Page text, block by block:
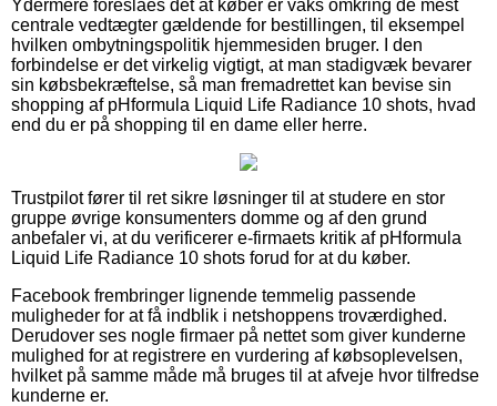
Ydermere foreslåes det at køber er vaks omkring de mest
centrale vedtægter gældende for bestillingen, til eksempel
hvilken ombytningspolitik hjemmesiden bruger. I den
forbindelse er det virkelig vigtigt, at man stadigvæk bevarer
sin købsbekræftelse, så man fremadrettet kan bevise sin
shopping af pHformula Liquid Life Radiance 10 shots, hvad
end du er på shopping til en dame eller herre.
Trustpilot fører til ret sikre løsninger til at studere en stor
gruppe øvrige konsumenters domme og af den grund
anbefaler vi, at du verificerer e-firmaets kritik af pHformula
Liquid Life Radiance 10 shots forud for at du køber.
Facebook frembringer lignende temmelig passende
muligheder for at få indblik i netshoppens troværdighed.
Derudover ses nogle firmaer på nettet som giver kunderne
mulighed for at registrere en vurdering af købsoplevelsen,
hvilket på samme måde må bruges til at afveje hvor tilfredse
kunderne er.